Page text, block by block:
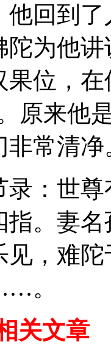
他回到
陀为他
位，
原来他
非常清净
录：世
指。妻
见，难
。
关文章